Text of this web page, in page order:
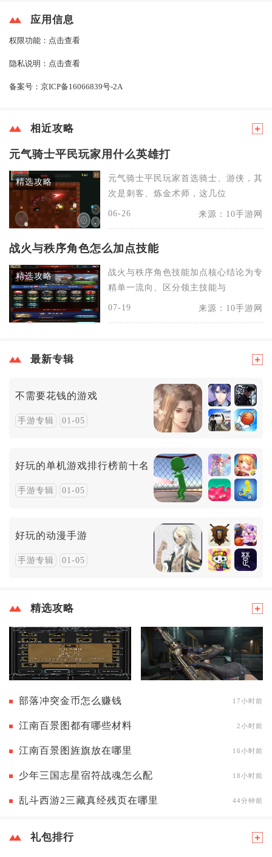
应用信息
权限功能： 点击查看
隐私说明： 点击查看
备案号： 京ICP备16066839号-2A
相近攻略
元气骑士平民玩家用什么英雄打
精选攻略
元气骑士平民玩家首选骑士、游侠，其
次是刺客、炼金术师，这几位
06-26 来源：10手游网
战火与秩序角色怎么加点技能
精选攻略
战火与秩序角色技能加点核心结论为专
精单一流向、区分领主技能与
07-19 来源：10手游网
最新专辑
不需要花钱的游戏
手游专辑 01-05
好玩的单机游戏排行榜前十名
手游专辑 01-05
好玩的动漫手游
手游专辑 01-05
精选攻略
部落冲突金币怎么赚钱 17小时前
江南百景图都有哪些材料 2小时前
江南百景图旌旗放在哪里 16小时前
少年三国志星宿符战魂怎么配 18小时前
乱斗西游2三藏真经残页在哪里 44分钟前
礼包排行